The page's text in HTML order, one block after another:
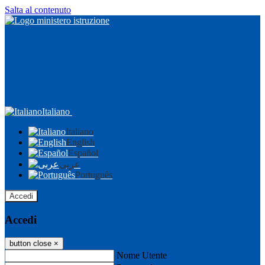
Salta al contenuto
Italiano
Italiano
English
Español
عربى
Português
Accedi
Accedi
button close ×
Nome Utente